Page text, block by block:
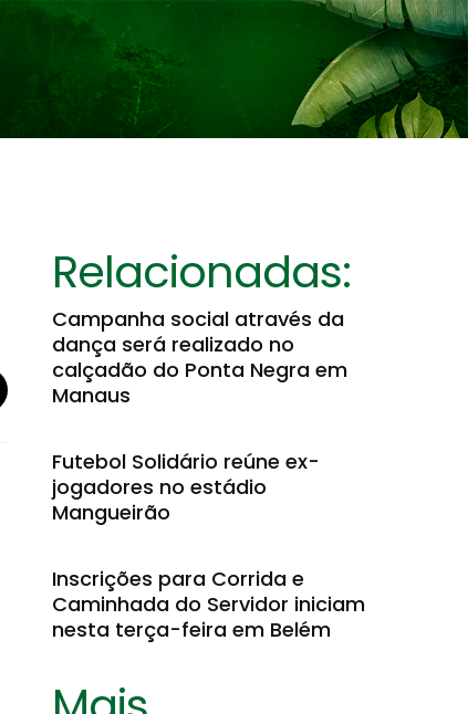
Relacionadas:
Campanha social através da
dança será realizado no
calçadão do Ponta Negra em
Manaus
Futebol Solidário reúne ex-
jogadores no estádio
Mangueirão
Inscrições para Corrida e
Caminhada do Servidor iniciam
nesta terça-feira em Belém